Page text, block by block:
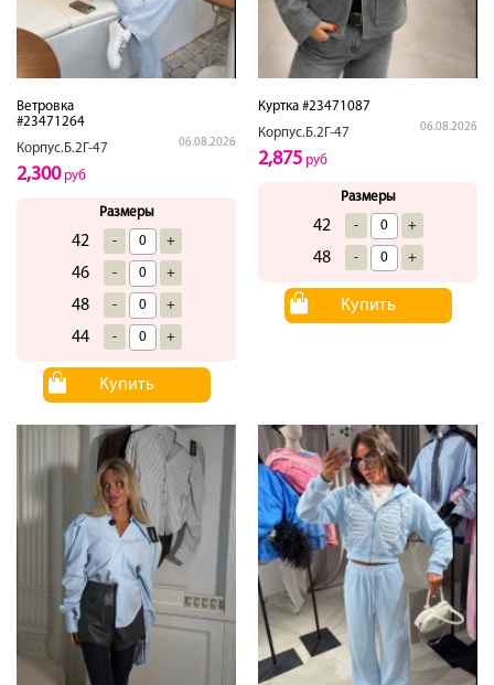
Ветровка
#23471264
Корпус.Б.2Г-47
06.08.2026
2,300руб
Размеры
42 - +
46 - +
48 - +
44 - +
Купить
Куртка #23471087
Корпус.Б.2Г-47
06.08.2026
2,875 руб
Размеры
42 - +
48 - +
Купить